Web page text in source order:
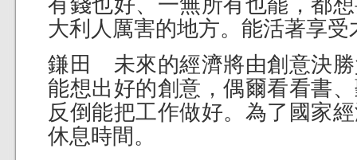
大利人厲害的地方。能活著享
鎌田 未來的經濟將由創意決
能想出好的創意，偶爾看看書
反倒能把工作做好。為了國家
休息時間。